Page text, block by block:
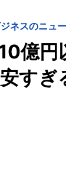
ジネスのニュ
億
すぎ